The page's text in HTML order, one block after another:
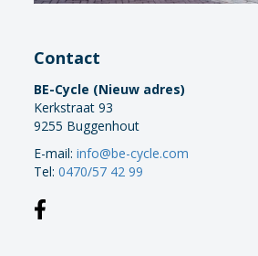
Contact
BE-Cycle (Nieuw adres)
Kerkstraat 93
9255 Buggenhout
E-mail:info@be-cycle.com
Tel:0470/57 42 99